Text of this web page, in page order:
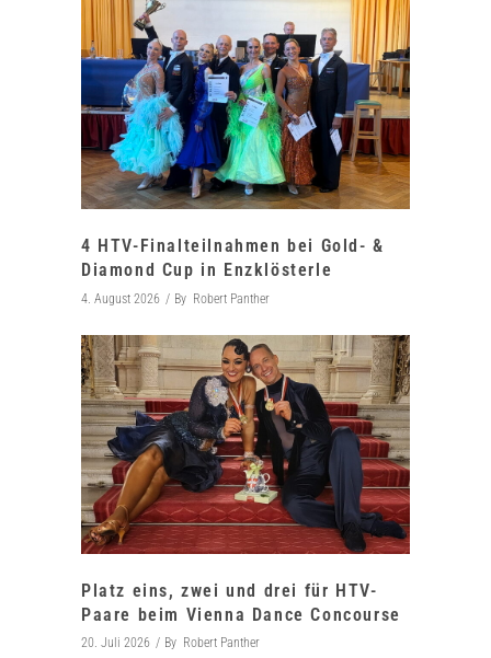
4 HTV-Finalteilnahmen bei Gold- &
Diamond Cup in Enzklösterle
4. August 2026 By Robert Panther
Platz eins, zwei und drei für HTV-
Paare beim Vienna Dance Concourse
20. Juli 2026 By Robert Panther